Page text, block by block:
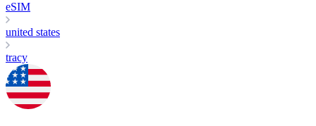
eSIM
united states
tracy